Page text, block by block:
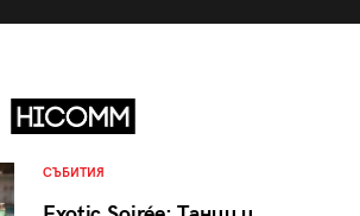
СЪБИТИЯ